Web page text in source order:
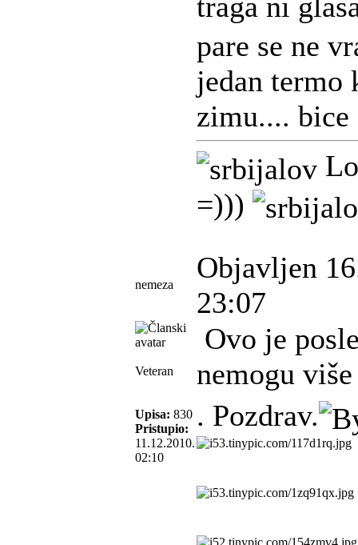
pare se ne
jedan termo
zimu....
=)))
nemeza
Objavljen
23:07
Veteran
Upisa: 830
Pristupio:
11.12.2010.
02:10
Ovo je
nemogu
. Pozdrav.